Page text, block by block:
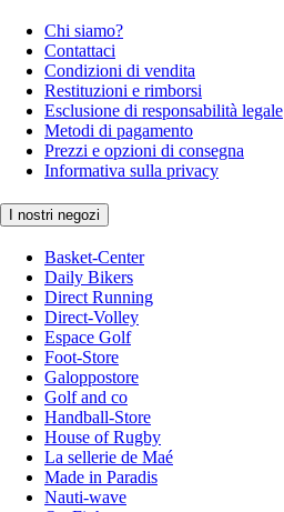
Chi siamo?
Contattaci
Condizioni di vendita
Restituzioni e rimborsi
Esclusione di responsabilità legale
Metodi di pagamento
Prezzi e opzioni di consegna
Informativa sulla privacy
I nostri negozi
Basket-Center
Daily Bikers
Direct Running
Direct-Volley
Espace Golf
Foot-Store
Galoppostore
Golf and co
Handball-Store
House of Rugby
La sellerie de Maé
Made in Paradis
Nauti-wave